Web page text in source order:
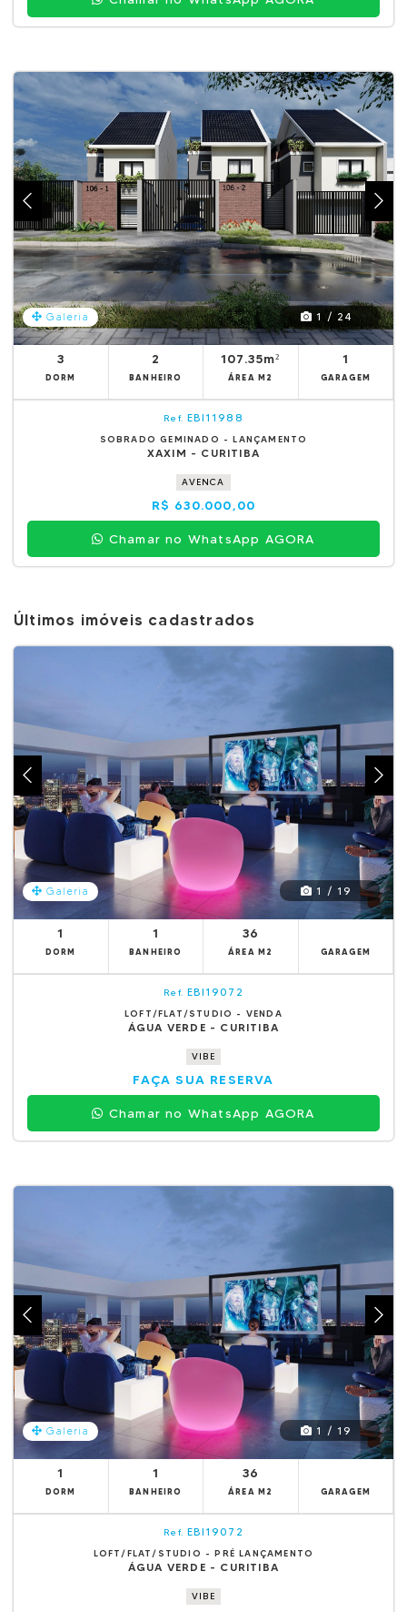
Galeria 1 / 24
3
DORM
2
BANHEIRO
107.35m²
ÁREA M2
1
GARAGEM
Ref. EBI11988
SOBRADO GEMINADO - LANÇAMENTO
XAXIM - CURITIBA
AVENCA
R$ 630.000,00
Chamar no WhatsApp AGORA
Últimos imóveis cadastrados
Galeria 1 / 19
1
DORM
1
BANHEIRO
36
ÁREA M2 GARAGEM
Ref. EBI19072
LOFT/FLAT/STUDIO - VENDA
ÁGUA VERDE - CURITIBA
VIBE
FAÇA SUA RESERVA
Chamar no WhatsApp AGORA
Galeria 1 / 19
1
DORM
1
BANHEIRO
36
ÁREA M2 GARAGEM
Ref. EBI19072
LOFT/FLAT/STUDIO - PRÉ LANÇAMENTO
ÁGUA VERDE - CURITIBA
VIBE